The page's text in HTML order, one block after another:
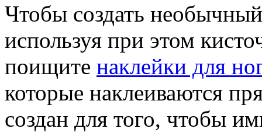
Чтобы создать
используя при этом
поищите наклейки для
которые наклеиваются
создан для того, чтобы